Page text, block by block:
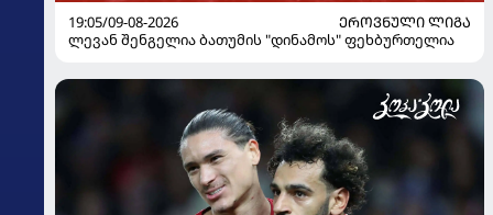
19:05/09-08-2026
ᲔᲠᲝᲕᲜᲣᲚᲘ ᲚᲘᲒᲐ
ლევან შენგელია ბათუმის "დინამოს" ფეხბურთელია